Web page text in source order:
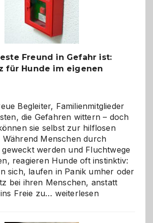
herzlich
gestalten
Freund in Gefahr ist:
für Hunde im eigenen
Begleiter, Familienmitglieder
die Gefahren wittern – doch
sie selbst zur hilflosen
Während Menschen durch
geweckt werden und Fluchtwege
reagieren Hunde oft instinktiv:
sich, laufen in Panik umher oder
bei ihren Menschen, anstatt
Freie zu… Wenn
weiterlesen